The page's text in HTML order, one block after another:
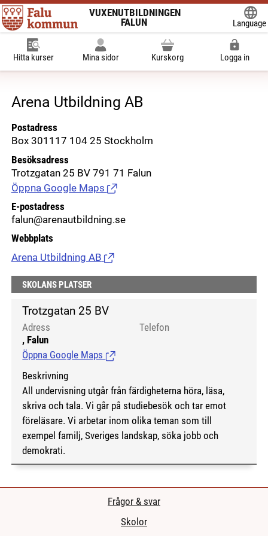
VUXENUTBILDNINGEN
FALUN
Language
Hitta kurser Mina sidor Kurskorg Logga in
Arena Utbildning AB
Postadress
Box 301117 104 25 Stockholm
Besöksadress
Trotzgatan 25 BV 791 71 Falun
Öppna Google Maps (Länk till extern sida.)
E-postadress
falun@arenautbildning.se
Webbplats
Arena Utbildning AB (Länk till extern sida.)
SKOLANS PLATSER
Trotzgatan 25 BV
Adress
, Falun
Öppna Google Maps (Länk till extern sida.)
Telefon
Beskrivning
All undervisning utgår från färdigheterna höra, läsa,
skriva och tala. Vi går på studiebesök och tar emot
föreläsare. Vi arbetar inom olika teman som till
exempel familj, Sveriges landskap, söka jobb och
demokrati.
Frågor & svar
Skolor